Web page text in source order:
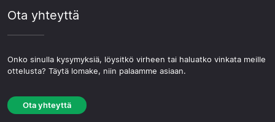
Ota yhteyttä
Onko sinulla kysymyksiä, löysitkö virheen tai haluatko vinkata meille
ottelusta? Täytä lomake, niin palaamme asiaan.
Ota yhteyttä